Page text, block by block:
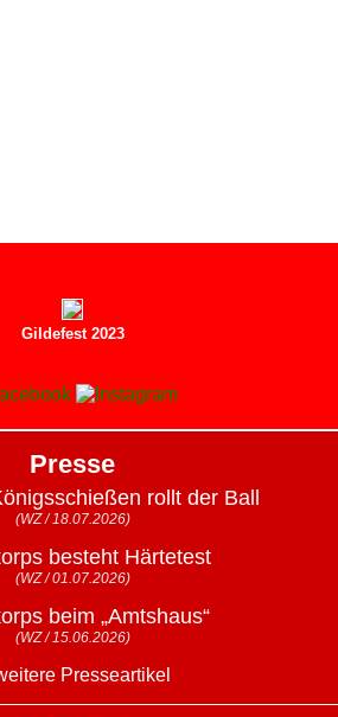
Gildefest 2023
Presse
rollt der Ball
(WZ / 18.07.2026)
besteht Härtetest
(WZ / 01.07.2026)
beim „Amtshaus“
(WZ / 15.06.2026)
Presseartikel